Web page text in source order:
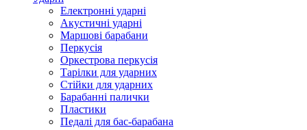
Електронні ударні
Акустичні ударні
Маршові барабани
Перкусія
Оркестрова перкусія
Тарілки для ударних
Стійки для ударних
Барабанні палички
Пластики
Педалі для бас-барабана